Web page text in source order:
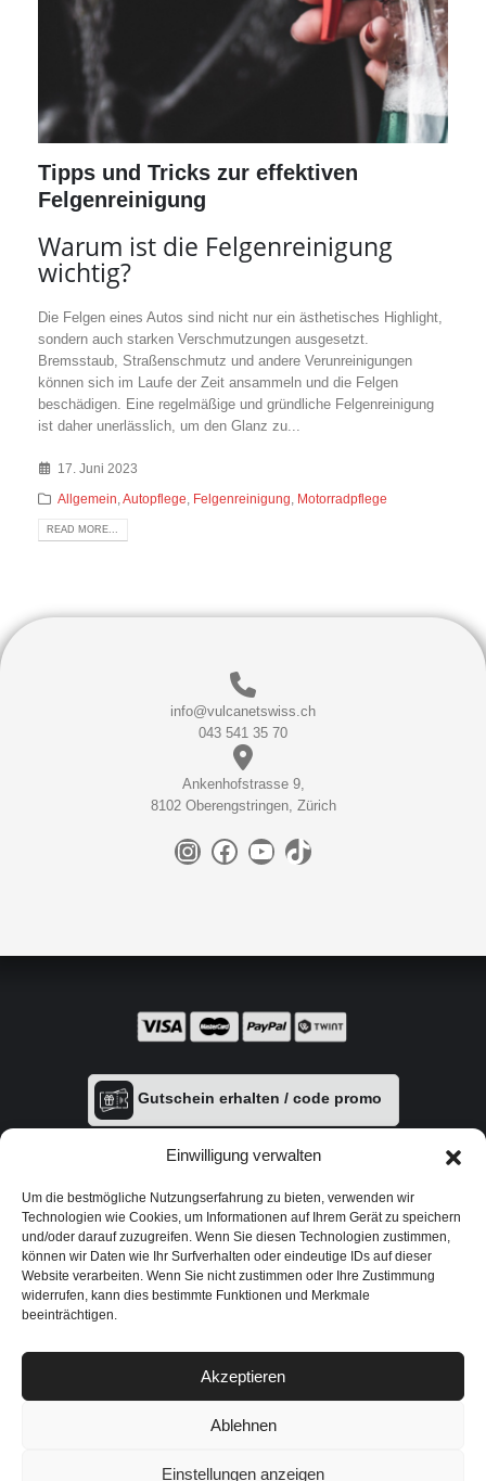
Einwilligung verwalten
Um die bestmögliche Nutzungserfahrung zu bieten, verwenden wir
Technologien wie Cookies, um Informationen auf Ihrem Gerät zu speichern
und/oder darauf zuzugreifen. Wenn Sie diesen Technologien zustimmen,
können wir Daten wie Ihr Surfverhalten oder eindeutige IDs auf dieser
Website verarbeiten. Wenn Sie nicht zustimmen oder Ihre Zustimmung
widerrufen, kann dies bestimmte Funktionen und Merkmale
beeinträchtigen.
Akzeptieren
Ablehnen
Einstellungen anzeigen
Tipps und Tricks zur effektiven
Felgenreinigung
Warum ist die Felgenreinigung
wichtig?
Die Felgen eines Autos sind nicht nur ein ästhetisches Highlight,
sondern auch starken Verschmutzungen ausgesetzt.
Bremsstaub, Straßenschmutz und andere Verunreinigungen
können sich im Laufe der Zeit ansammeln und die Felgen
beschädigen. Eine regelmäßige und gründliche Felgenreinigung
ist daher unerlässlich, um den Glanz zu...
17. Juni 2023
Allgemein Autopflege Felgenreinigung Motorradpflege
READ MORE...
info@vulcanetswiss.ch
043 541 35 70
Ankenhofstrasse 9,
8102 Oberengstringen, Zürich
Instagram Facebook YouTube TikTok
Gutschein erhalten / code promo
|Vulcanet - Li